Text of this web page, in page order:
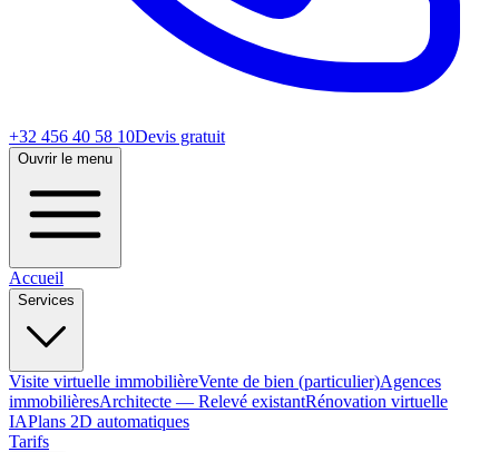
+32 456 40 58 10Devis gratuit
Ouvrir le menu
Accueil
Services
Visite virtuelle immobilièreVente de bien (particulier)Agences
immobilièresArchitecte — Relevé existantRénovation virtuelle
IAPlans 2D automatiques
Tarifs